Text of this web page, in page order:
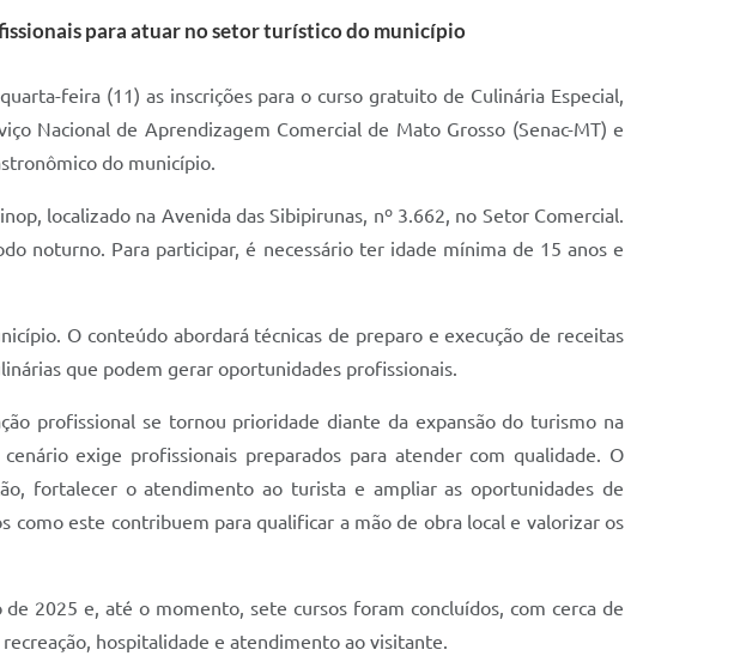
para atuar no setor turístico do município
feira (11) as inscrições para o curso gratuito de Culinária Especial,
Nacional de Aprendizagem Comercial de Mato Grosso (Senac-MT) e
do município.
localizado na Avenida das Sibipirunas, nº 3.662, no Setor Comercial.
noturno. Para participar, é necessário ter idade mínima de 15 anos e
O conteúdo abordará técnicas de preparo e execução de receitas
que podem gerar oportunidades profissionais.
profissional se tornou prioridade diante da expansão do turismo na
exige profissionais preparados para atender com qualidade. O
fortalecer o atendimento ao turista e ampliar as oportunidades de
este contribuem para qualificar a mão de obra local e valorizar os
2025 e, até o momento, sete cursos foram concluídos, com cerca de
hospitalidade e atendimento ao visitante.